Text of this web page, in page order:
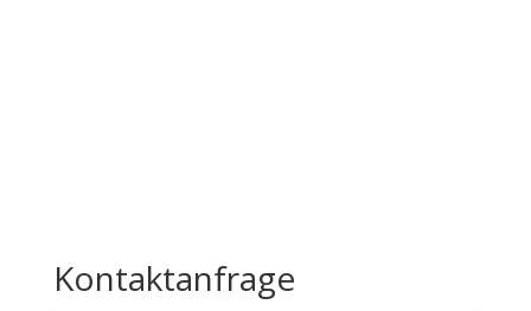
Kontaktanfrage